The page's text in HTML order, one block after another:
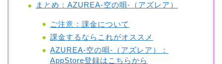
まとめ：AZUREA-空の唄-（アズレア）
ご注意：課金について
課金するならこれがオススメ
AZUREA-空の唄-（アズレア）：
AppStore登録はこちらから